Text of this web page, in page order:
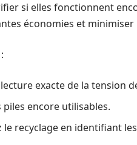
si elles fonctionnent
économies et minimiser
exacte de la tension
encore utilisables.
le recyclage en identifiant